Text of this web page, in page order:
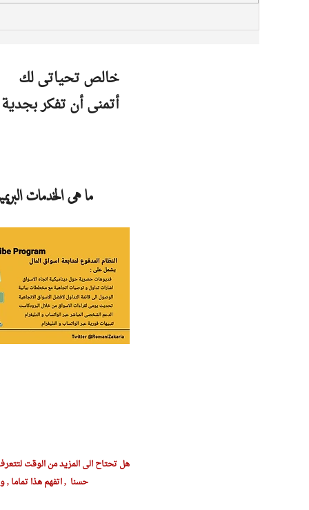
خالص تحياتى لك
أتمنى أن تفكر
ما هى الخدمات
هل تحتاح الى المزيد من الوقت
حسنا , اتفهم هذا تماما , و